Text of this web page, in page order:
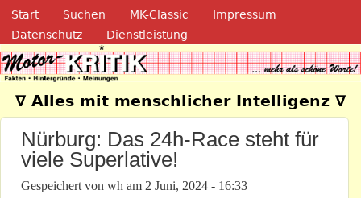
Direkt zum Inhalt
Navigation
Start Suchen MK-Classic
Impressum
Datenschutz
Dienstleistung
Motor-Kritik.de
∇ Alles mit menschlicher Intelligenz ∇
Nürburg: Das 24h-Race steht für
viele Superlative!
Gespeichert von wh am 2 Juni, 2024 - 16:33